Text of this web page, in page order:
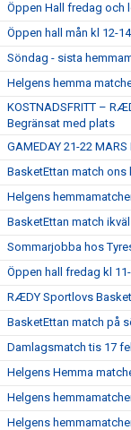
Öppen Hall fredag och
Öppen hall mån kl 12-14
Söndag - sista
Helgens hemma
KOSTNADSFRITT –
Begränsat med plats
GAMEDAY 21-22 MARS
BasketEttan match ons
Helgens
BasketEttan match
Sommarjobba hos
Öppen hall fredag kl
RÆDY Sportlovs
BasketEttan match på
Damlagsmatch tis 17
Helgens Hemma
Helgens
Helgens